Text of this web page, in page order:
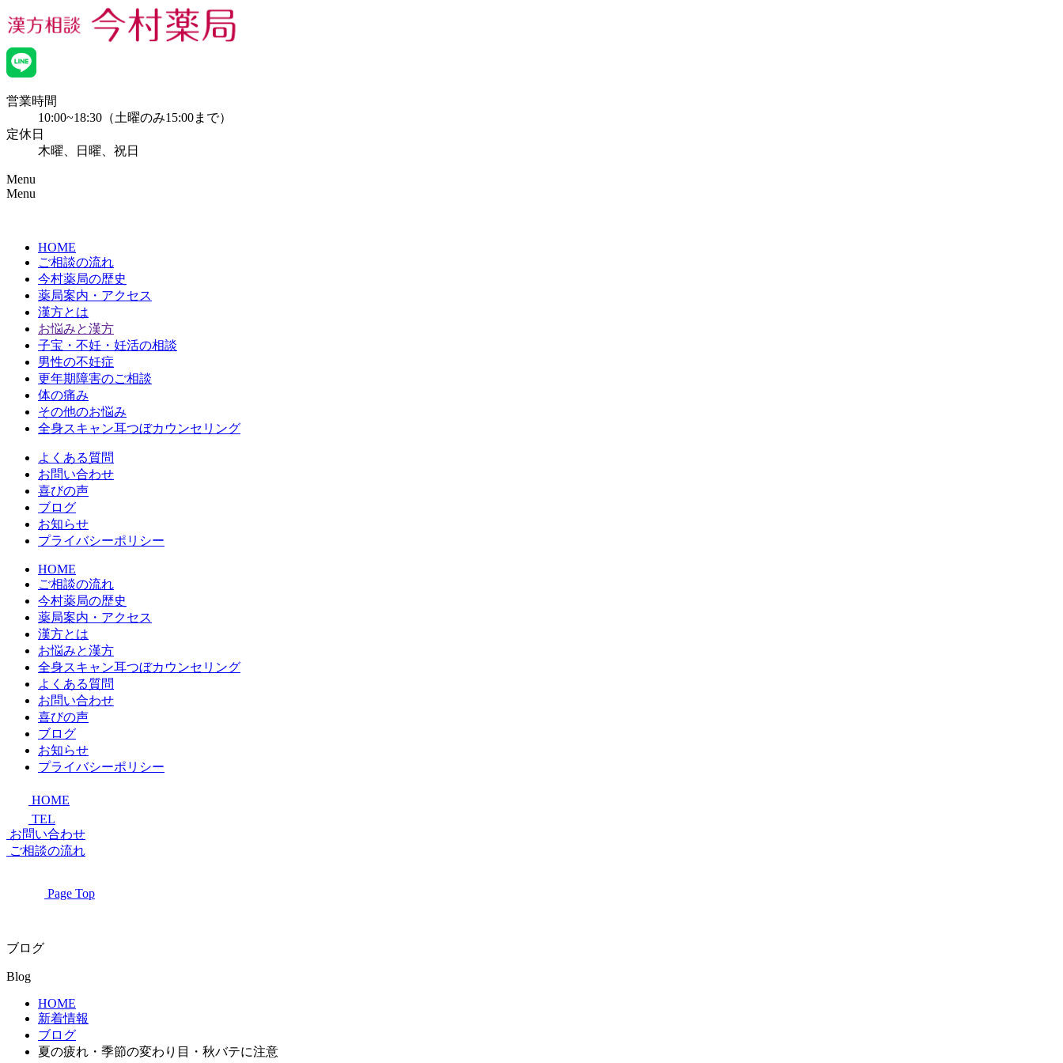
営業時間
10:00~18:30（土曜のみ15:00まで）
定休日
木曜、日曜、祝日
Menu
Menu
HOME
ご相談の流れ
今村薬局の歴史
薬局案内・アクセス
漢方とは
お悩みと漢方
子宝・不妊・妊活の相談
男性の不妊症
更年期障害のご相談
体の痛み
その他のお悩み
全身スキャン耳つぼカウンセリング
よくある質問
お問い合わせ
喜びの声
ブログ
お知らせ
プライバシーポリシー
HOME
ご相談の流れ
今村薬局の歴史
薬局案内・アクセス
漢方とは
お悩みと漢方
全身スキャン耳つぼカウンセリング
よくある質問
お問い合わせ
喜びの声
ブログ
お知らせ
プライバシーポリシー
HOME
TEL
お問い合わせ
ご相談の流れ
Page Top
ブログ
Blog
HOME
新着情報
ブログ
夏の疲れ・季節の変わり目・秋バテに注意